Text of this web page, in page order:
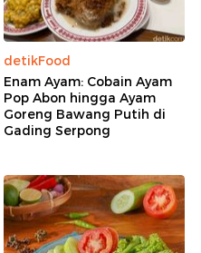
detikFood
Enam Ayam: Cobain Ayam
Pop Abon hingga Ayam
Goreng Bawang Putih di
Gading Serpong